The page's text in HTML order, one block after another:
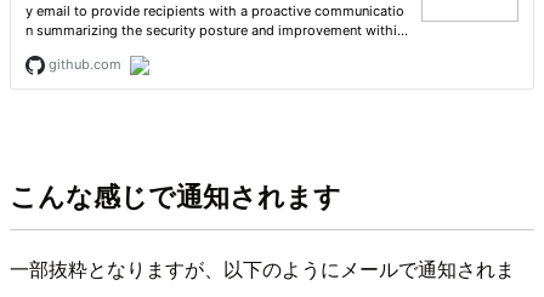
こんな感じで通知されます
一部抜粋となりますが、以下のようにメールで通知されま